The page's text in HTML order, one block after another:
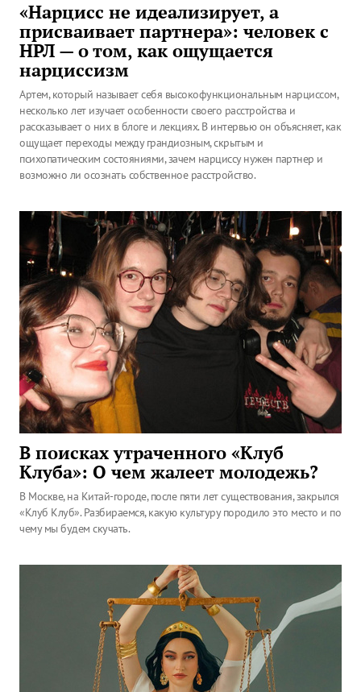
«Нарцисс не идеализирует, а
присваивает партнера»: человек с
НРЛ — о том, как ощущается
нарциссизм
Артем, который называет себя высокофункциональным нарциссом,
несколько лет изучает особенности своего расстройства и
рассказывает о них в блоге и лекциях. В интервью он объясняет, как
ощущает переходы между грандиозным, скрытым и
психопатическим состояниями, зачем нарциссу нужен партнер и
возможно ли осознать собственное расстройство.
В поисках утраченного «Клуб
Клуба»: О чем жалеет молодежь?
В Москве, на Китай-городе, после пяти лет существования, закрылся
«Клуб Клуб». Разбираемся, какую культуру породило это место и по
чему мы будем скучать.